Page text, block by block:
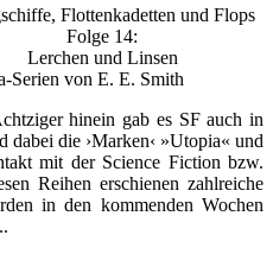
Flottenkadetten und Flops
Folge 14:
Lerchen und Linsen
Serien von E. E. Smith
hinein gab es SF auch in
dabei die ›Marken‹ »Utopia« und
mit der Science Fiction bzw.
Reihen erschienen zahlreiche
in den kommenden Wochen